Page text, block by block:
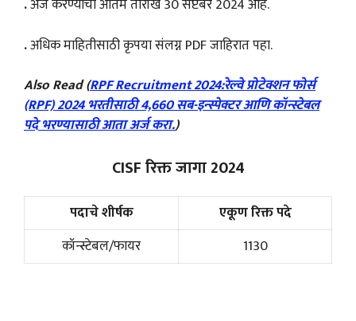
.अर्ज करण्याची अंतिम तारीख 30 सप्टेंबर 2024 आहे.
.अधिक माहितीसाठी कृपया संलग्न PDF जाहिरात पहा.
Also Read (RPF Recruitment 2024:रेल्वे प्रोटेक्शन फोर्स
(RPF) 2024 भरतीसाठी 4,660 सब-इन्स्पेक्टर आणि कॉन्स्टेबल
पदे भरण्यासाठी आता अर्ज करा.)
CISF रिक्त जागा 2024
पदाचे शीर्षक
एकूण रिक्त पदे
कॉन्स्टेबल/फायर
1130